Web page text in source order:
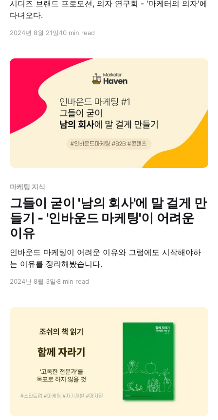
시디즈 브랜드 프로모션, 의자 연구회 - '마케터의 의자'에
다녀오다.
2024년 8월 21일 10 min read
마케팅 지식
그들이 굳이 '남의 회사'에 말 걸게 만
들기 - '인바운드 마케팅'이 어려운
이유
인바운드 마케팅이 어려운 이유와 그럼에도 시작해야하
는 이유를 정리해봤습니다.
2024년 8월 3일 8 min read